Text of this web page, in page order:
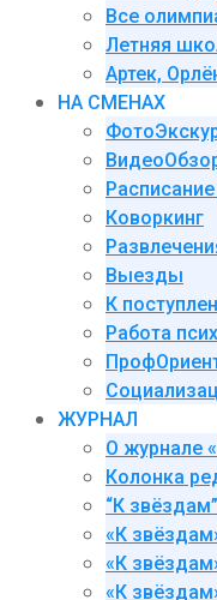
Все
Летняя
Артек,
НА СМЕНАХ
Коворкинг
Выезды
К
Работа
ЖУРНАЛ
О журнале
Колонка
“К
«К
«К
«К